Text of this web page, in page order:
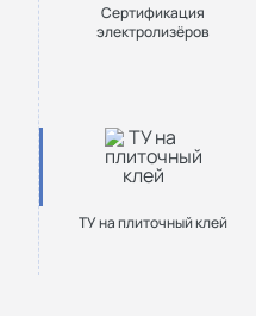
Сертификация
электролизёров
ТУ на плиточный клей